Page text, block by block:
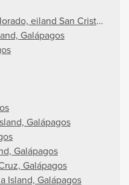
eiland San Cristóbal,
Galápagos
Galápagos
Galápagos
Galápagos
Island, Galápagos